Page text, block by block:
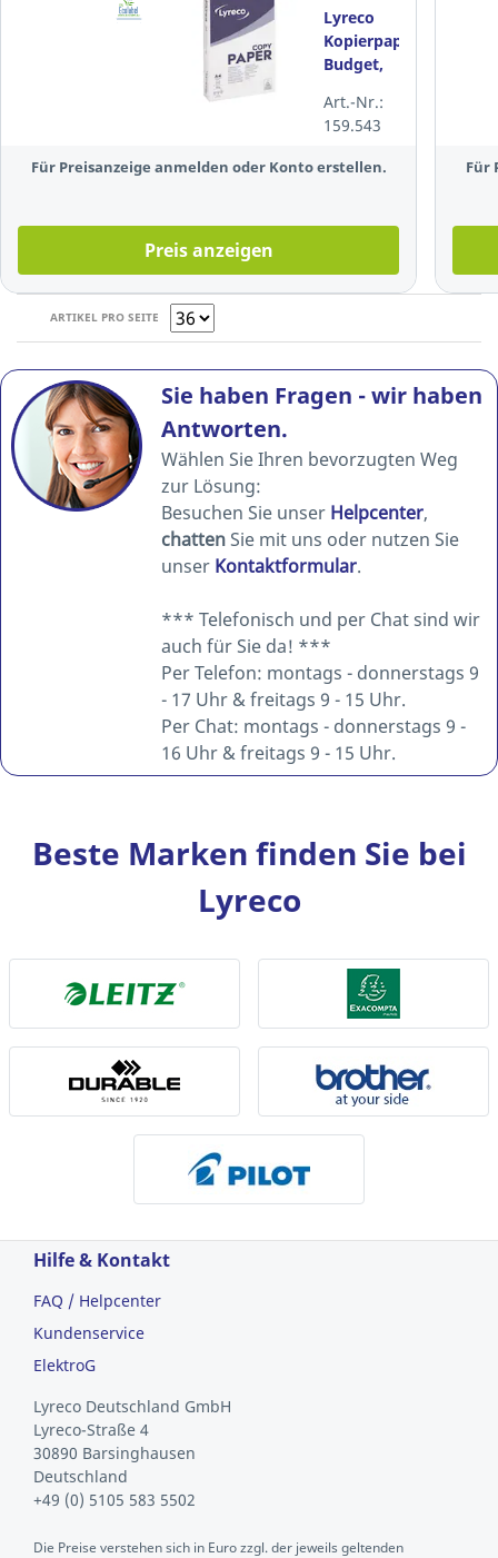
Lyreco
Kopierpapier
Budget,
weiß, 500
Blatt
Art.-Nr.:
159.543
Für Preisanzeige anmelden oder Konto erstellen.
Preis anzeigen
Für
ARTIKEL PRO SEITE
Sie haben Fragen - wir haben
Antworten.
Wählen Sie Ihren bevorzugten Weg
zur Lösung:
Besuchen Sie unser Helpcenter,
chattenSie mit uns oder nutzen Sie
unser Kontaktformular.
*** Telefonisch und per Chat sind wir
auch für Sie da! ***
Per Telefon: montags - donnerstags 9
- 17 Uhr & freitags 9 - 15 Uhr.
Per Chat: montags - donnerstags 9 -
16 Uhr & freitags 9 - 15 Uhr.
Beste Marken finden Sie bei
Lyreco
Hilfe & Kontakt
FAQ / Helpcenter
Kundenservice
ElektroG
Lyreco Deutschland GmbH
Lyreco-Straße 4
30890 Barsinghausen
Deutschland
+49 (0) 5105 583 5502
Die Preise verstehen sich in Euro zzgl. der jeweils geltenden